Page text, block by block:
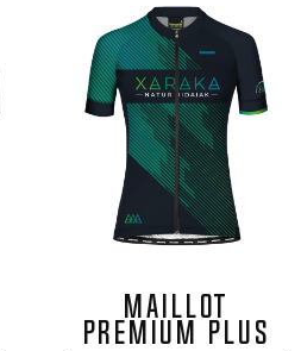
MAILLOT
PREMIUM PLUS